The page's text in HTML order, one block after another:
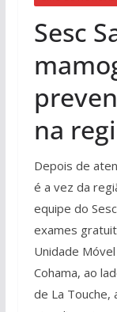
Sesc
na
Depois de
é a vez da
equipe do
exames
Unidade
Cohama, ao
de La Touche,